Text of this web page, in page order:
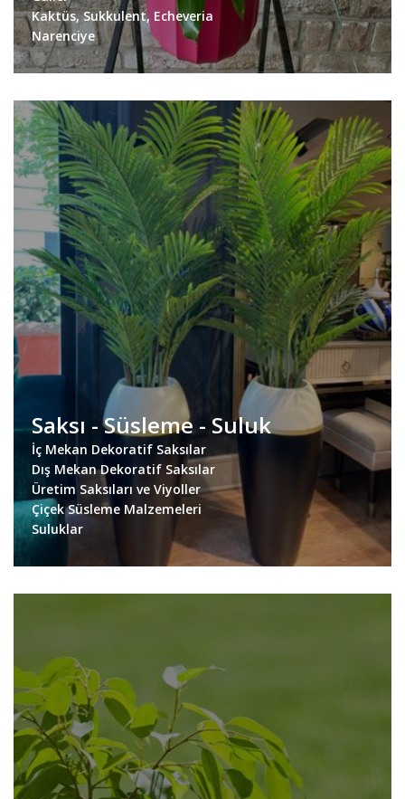
Kaktüs, Sukkulent, Echeveria
Narenciye
Saksı - Süsleme - Suluk
İç Mekan Dekoratif Saksılar
Dış Mekan Dekoratif Saksılar
Üretim Saksıları ve Viyoller
Çiçek Süsleme Malzemeleri
Suluklar